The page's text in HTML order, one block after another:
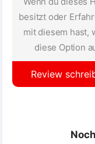
besitzt oder
mit diesem hast,
diese Option
Review